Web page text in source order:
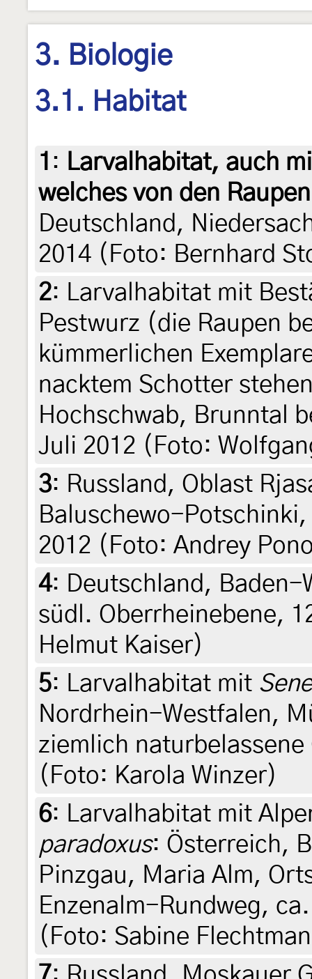
3. Biologie
3.1. Habitat
1 : Larvalhabitat, auch
welches von den
Deutschland,
2014 (Foto: Bernhard
2: Larvalhabitat mit
Pestwurz (die Raupen
kümmerlichen
nacktem Schotter
Hochschwab, Brunntal
Juli 2012 (Foto:
3: Russland, Oblast
Baluschewo-
2012 (Foto: Andrey
4: Deutschland,
südl. Oberrheinebene,
Helmut Kaiser)
5: Larvalhabitat mit
Nordrhein-Westfalen,
ziemlich
(Foto: Karola Winzer)
6: Larvalhabitat mit
paradoxus: Österreich,
Pinzgau, Maria Alm,
Enzenalm-Rundweg,
(Foto: Sabine